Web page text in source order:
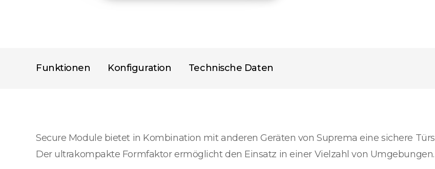
Funktionen Konfiguration Technische Daten
Secure Module bietet in Kombination mit anderen Geräten von Suprema eine sichere
Der ultrakompakte Formfaktor ermöglicht den Einsatz in einer Vielzahl von Umgebungen.